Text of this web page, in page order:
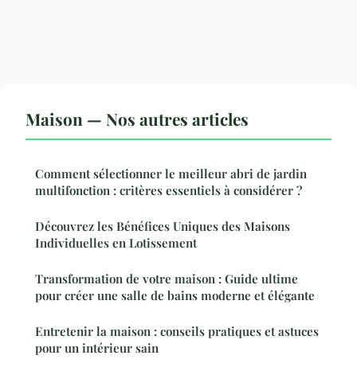
Maison — Nos autres articles
Comment sélectionner le meilleur abri de jardin
multifonction : critères essentiels à considérer ?
Découvrez les Bénéfices Uniques des Maisons
Individuelles en Lotissement
Transformation de votre maison : Guide ultime
pour créer une salle de bains moderne et élégante
Entretenir la maison : conseils pratiques et astuces
pour un intérieur sain